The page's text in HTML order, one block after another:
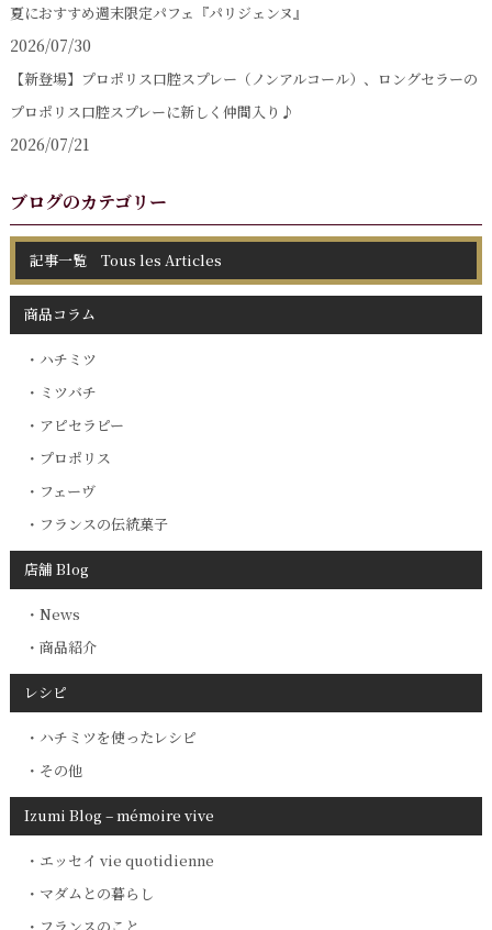
夏におすすめ週末限定パフェ『パリジェンヌ』
2026/07/30
【新登場】プロポリス口腔スプレー（ノンアルコール）、ロングセラーの
プロポリス口腔スプレーに新しく仲間入り♪
2026/07/21
ブログのカテゴリー
記事一覧 Tous les Articles
商品コラム
ハチミツ
ミツバチ
アピセラピー
プロポリス
フェーヴ
フランスの伝統菓子
店舗 Blog
News
商品紹介
レシピ
ハチミツを使ったレシピ
その他
Izumi Blog – mémoire vive
エッセイ vie quotidienne
マダムとの暮らし
フランスのこと